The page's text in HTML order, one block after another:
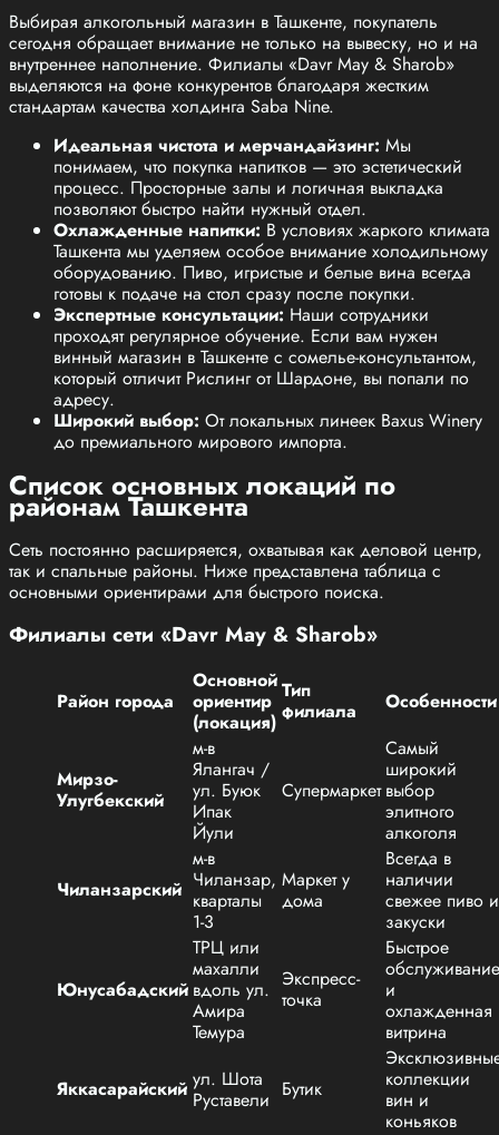
Выбирая алкогольный магазин в Ташкенте, покупатель
сегодня обращает внимание не только на вывеску, но и на
внутреннее наполнение. Филиалы «Davr May & Sharob»
выделяются на фоне конкурентов благодаря жестким
стандартам качества холдинга Saba Nine.
Идеальная чистота и мерчандайзинг: Мы
понимаем, что покупка напитков — это эстетический
процесс. Просторные залы и логичная выкладка
позволяют быстро найти нужный отдел.
Охлажденные напитки: В условиях жаркого климата
Ташкента мы уделяем особое внимание холодильному
оборудованию. Пиво, игристые и белые вина всегда
готовы к подаче на стол сразу после покупки.
Экспертные консультации: Наши сотрудники
проходят регулярное обучение. Если вам нужен
винный магазин в Ташкенте с сомелье-консультантом,
который отличит Рислинг от Шардоне, вы попали по
адресу.
Широкий выбор: От локальных линеек Baxus Winery
до премиального мирового импорта.
Список основных локаций по
районам Ташкента
Сеть постоянно расширяется, охватывая как деловой центр,
так и спальные районы. Ниже представлена таблица с
основными ориентирами для быстрого поиска.
Филиалы сети «Davr May & Sharob»
Район города
Основной
ориентир
(локация)
Тип
филиала
Особенности
Мирзо-
Улугбекский
м-в
Ялангач /
ул. Буюк
Ипак
Йули
Супермаркет
Самый
широкий
выбор
элитного
алкоголя
Чиланзарский
м-в
Чиланзар,
кварталы
1-3
Маркет у
дома
Всегда в
наличии
свежее пиво и
закуски
Юнусабадский
ТРЦ или
махалли
вдоль ул.
Амира
Темура
Экспресс-
точка
Быстрое
обслуживание
и
охлажденная
витрина
Яккасарайский ул. Шота
Руставели Бутик
коллекции
вин и
коньяков